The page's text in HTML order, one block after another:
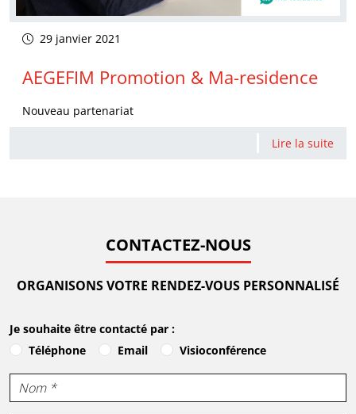
29 janvier 2021
AEGEFIM Promotion & Ma-residence
Nouveau partenariat
Lire la suite
CONTACTEZ-NOUS
ORGANISONS VOTRE RENDEZ-VOUS PERSONNALISÉ
Je souhaite être contacté par :
Téléphone
Email Visioconférence